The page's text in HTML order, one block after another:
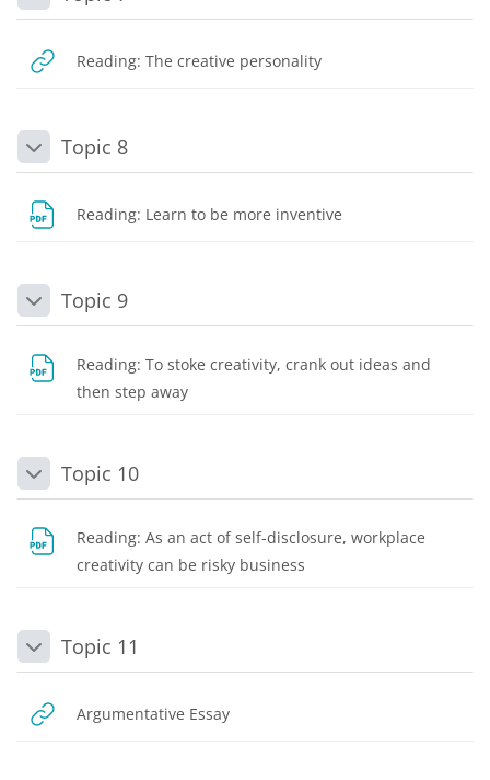
Daralt
Reading: The creative personalityURL
DaraltTopic 8
Reading: Learn to be more inventive
DaraltTopic 9
Reading: To stoke creativity, crank out ideas and
then step away
DaraltTopic 10
Reading: As an act of self-disclosure, workplace
creativity can be risky business
DaraltTopic 11
Argumentative EssayURL